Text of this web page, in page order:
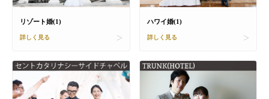
リゾート婚(1)
詳しく見る
ハワイ婚(1)
詳しく見る